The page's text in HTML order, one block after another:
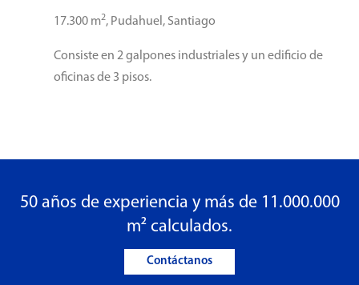
17.300 m2, Pudahuel, Santiago
Consiste en 2 galpones industriales y un edificio de
oficinas de 3 pisos.
50 años de experiencia y más de 11.000.000
m² calculados.
Contáctanos